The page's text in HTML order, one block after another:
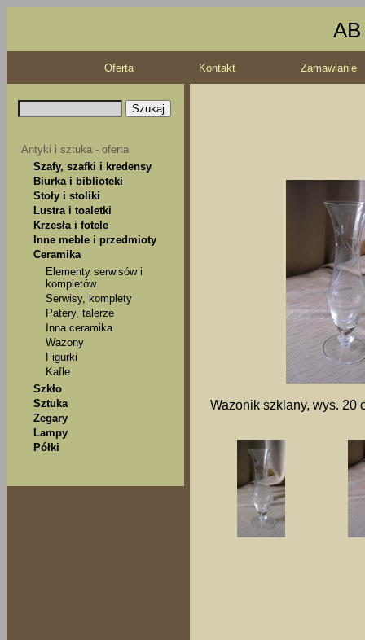
Oferta Kontakt Zamawianie
Antyki i sztuka - oferta
Szafy, szafki i kredensy
Biurka i biblioteki
Stoły i stoliki
Lustra i toaletki
Krzesła i fotele
Inne meble i przedmioty
Ceramika
Elementy serwisów i
kompletów
Serwisy, komplety
Patery, talerze
Inna ceramika
Wazony
Figurki
Kafle
Szkło
Sztuka
Zegary
Lampy
Półki
Wazonik szklany, wys. 20